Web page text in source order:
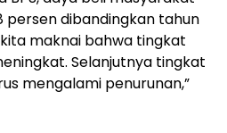
persen dibandingkan tahun
maknai bahwa tingkat
Selanjutnya tingkat
mengalami penurunan,”